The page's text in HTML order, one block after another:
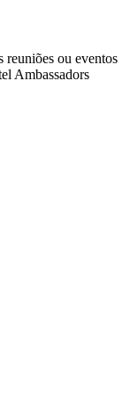
reuniões ou eventos
Ambassadors